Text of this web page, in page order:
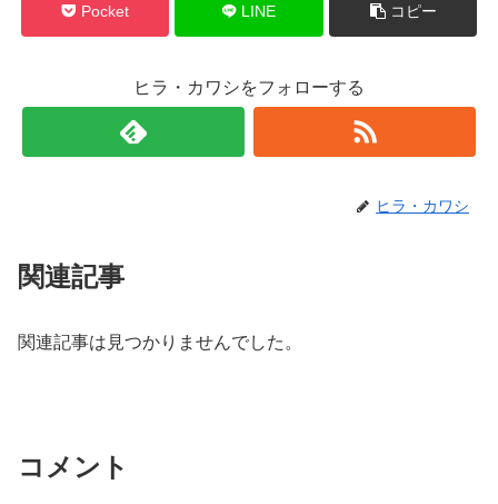
Pocket LINE コピー
ヒラ・カワシをフォローする
ヒラ・カワシ
関連記事
関連記事は見つかりませんでした。
コメント